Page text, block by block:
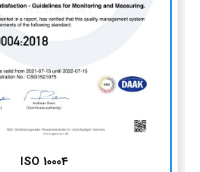
ISO 10004